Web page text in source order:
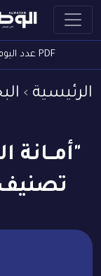
PDF عدد اليوم
الرئيسية
تصنيف